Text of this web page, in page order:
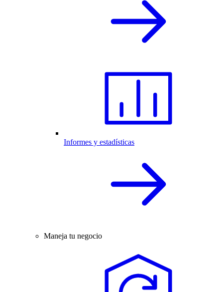
Informes y estadísticas
Maneja tu negocio